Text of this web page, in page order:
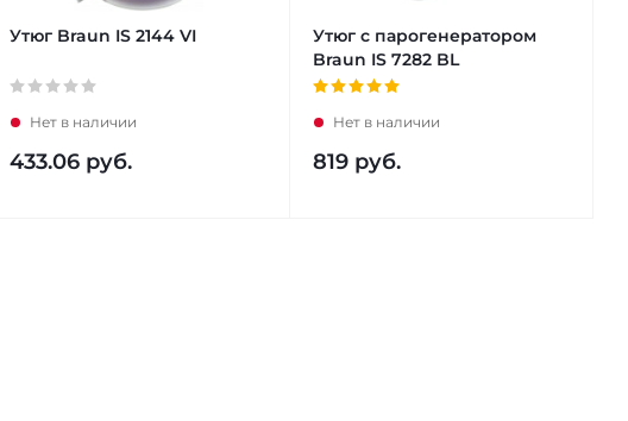
Утюг Braun IS 2144 VI
Нет в наличии
433.06 руб.
Утюг с парогенератором
Braun IS 7282 BL
Нет в наличии
819 руб.